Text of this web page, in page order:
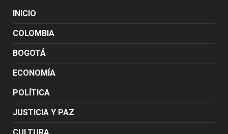
INICIO
COLOMBIA
BOGOTÁ
ECONOMÍA
POLÍTICA
JUSTICIA Y PAZ